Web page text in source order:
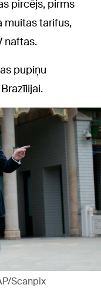
pircējs, pirms
muitas tarifus,
naftas.
pupiņu
Scanpix